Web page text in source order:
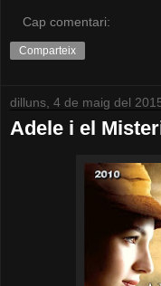
Cap comentari:
Comparteix
dilluns, 4 de maig del
Adele i el